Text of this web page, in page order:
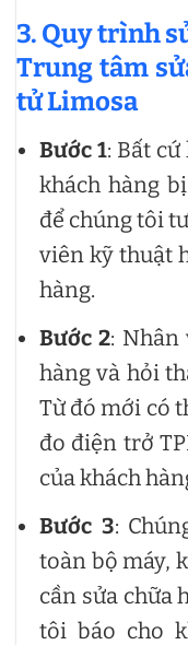
3. Quy trình
Trung tâm
tử Limosa
Bước 1: Bất
khách hàng
để chúng tôi
viên kỹ thuật
hàng.
Bước 2: Nhân
hàng và hỏi
Từ đó mới có
đo điện trở
của khách
Bước 3:
toàn bộ máy,
cần sửa chữa
tôi báo cho